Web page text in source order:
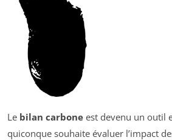
Le bilan carbone est devenu un outil
quiconque souhaite évaluer l’impact